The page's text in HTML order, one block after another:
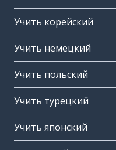
Учить корейский
Учить немецкий
Учить польский
Учить турецкий
Учить японский